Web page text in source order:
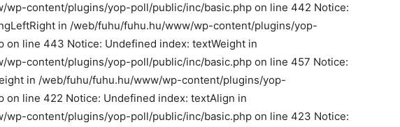
wp-content/plugins/yop-poll/public/inc/basic.php on line 442 Notice:
in /web/fuhu/fuhu.hu/www/wp-content/plugins/yop-
on line 443 Notice: Undefined index: textWeight in
wp-content/plugins/yop-poll/public/inc/basic.php on line 457 Notice:
in /web/fuhu/fuhu.hu/www/wp-content/plugins/yop-
on line 422 Notice: Undefined index: textAlign in
wp-content/plugins/yop-poll/public/inc/basic.php on line 423 Notice: